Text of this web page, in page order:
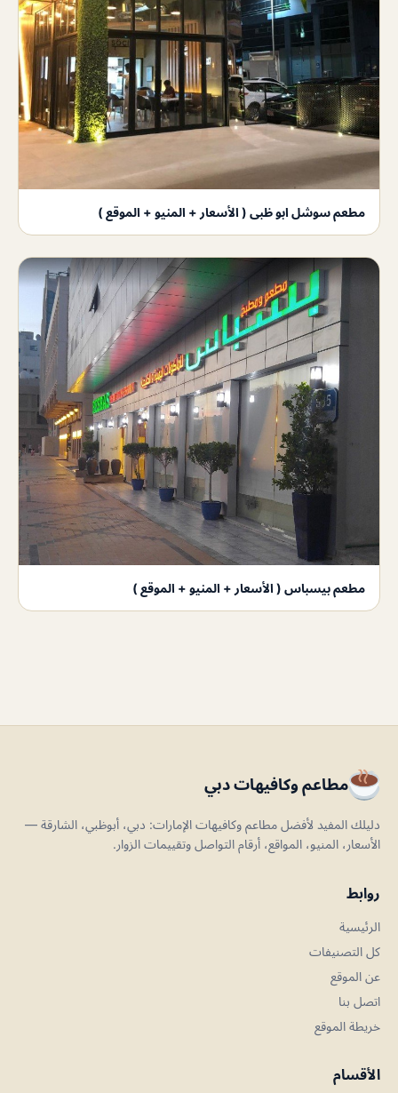
مطعم سوشل ابو ظبى ( الأسعار + المنيو + الموقع )
مطعم بيسباس ( الأسعار + المنيو + الموقع )
مطاعم وكافيهات دبي
دليلك المفيد لأفضل مطاعم وكافيهات الإمارات: دبي، أبوظبي، الشارقة —
الأسعار، المنيو، المواقع، أرقام التواصل وتقييمات الزوار.
روابط
الرئيسية
كل التصنيفات
عن الموقع
اتصل بنا
خريطة الموقع
الأقسام